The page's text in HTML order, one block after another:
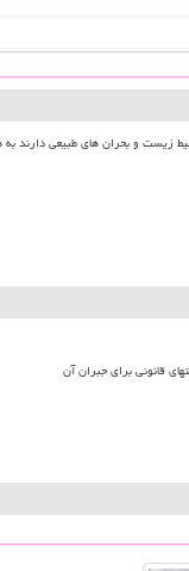
زیست و بحران های طبیعی دارند به
قانونی برای جبران آن